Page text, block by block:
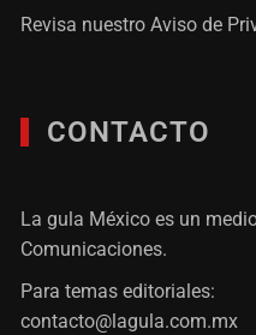
Revisa nuestroAviso de
CONTACTO
La gula México es un
Comunicaciones.
Para temas editoriales:
contacto@lagula.com.mx